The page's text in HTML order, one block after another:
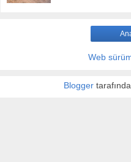
Web
Blogger